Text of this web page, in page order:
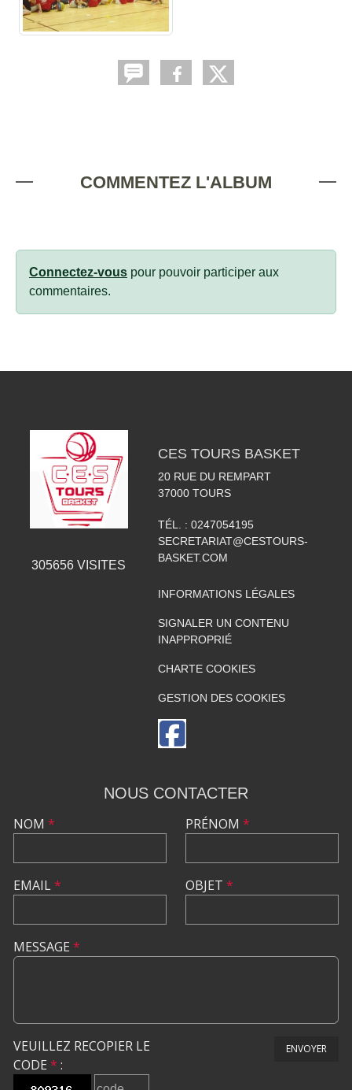
COMMENTEZ L'ALBUM
Connectez-vous pour pouvoir participer aux
commentaires.
305656 VISITES
CES TOURS BASKET
20 RUE DU REMPART
37000 TOURS
TÉL. : 0247054195
SECRETARIAT@CESTOURS-
BASKET.COM
INFORMATIONS LÉGALES
SIGNALER UN CONTENU
INAPPROPRIÉ
CHARTE COOKIES
GESTION DES COOKIES
NOUS CONTACTER
NOM *
EMAIL*
PRÉNOM *
OBJET *
MESSAGE *
VEUILLEZ RECOPIER LE
CODE * :
ENVOYER